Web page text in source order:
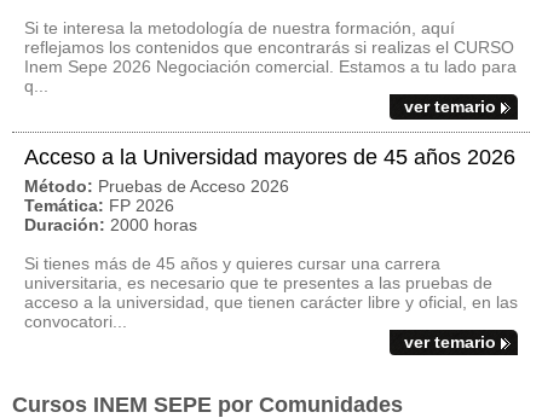
Si te interesa la metodología de nuestra formación, aquí
reflejamos los contenidos que encontrarás si realizas el CURSO
Inem Sepe 2026 Negociación comercial. Estamos a tu lado para
q...
ver temario
Acceso a la Universidad mayores de 45 años 2026
Método: Pruebas de Acceso 2026
Temática: FP 2026
Duración: 2000 horas
Si tienes más de 45 años y quieres cursar una carrera
universitaria, es necesario que te presentes a las pruebas de
acceso a la universidad, que tienen carácter libre y oficial, en las
convocatori...
ver temario
Cursos INEM SEPE por Comunidades